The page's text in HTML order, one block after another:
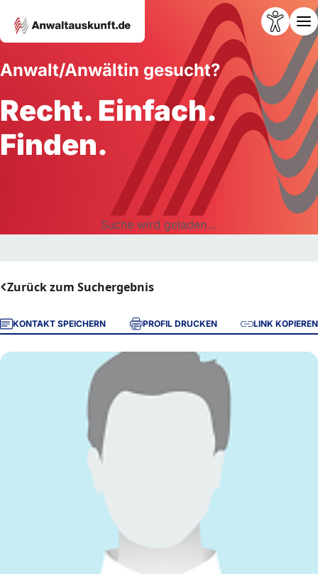
Anwalt/Anwältin gesucht?
Recht. Einfach.
Finden.
Suche wird geladen...
Zurück zum Suchergebnis
KONTAKT SPEICHERN PROFIL DRUCKEN LINK KOPIEREN